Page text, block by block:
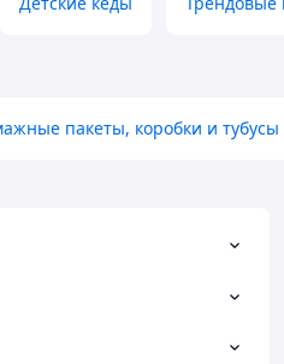
пакеты, коробки и тубусы